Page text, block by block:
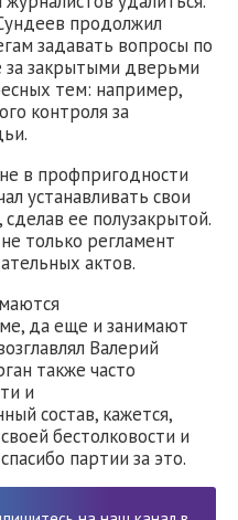
продолжил
задавать вопросы по
за закрытыми дверьми
тем: например,
контроля за
в профпригодности
устанавливать свои
ее полузакрытой.
только регламент
актов.
да еще и занимают
Валерий
также часто
и
состав, кажется,
бестолковости и
партии за это.